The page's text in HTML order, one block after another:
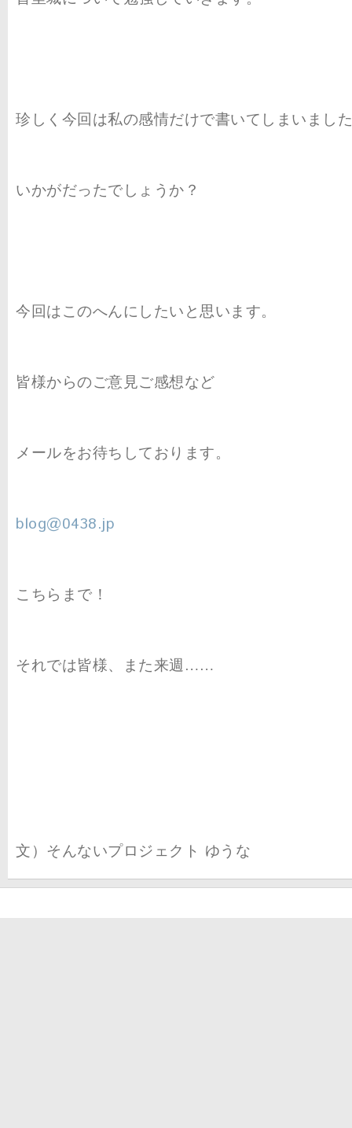
珍しく今回は私の感情だけで書いてしまいまし
いかがだったでしょうか？
今回はこのへんにしたいと思います。
皆様からのご意見ご感想など
メールをお待ちしております。
blog@0438.jp
こちらまで！
それでは皆様、また来週……
文）そんないプロジェクト ゆうな